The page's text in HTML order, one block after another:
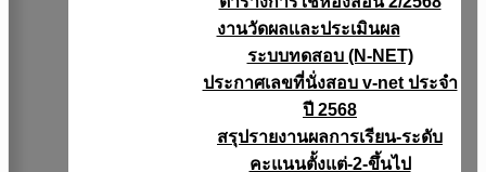
งานวัดผลเเละประเมินผล
ระบบทดสอบ (N-NET)
ประกาศเลขที่นั่งสอบ v-net ประจำ
ปี 2568
สรุปรายงานผลการเรียน-ระดับ
คะแนนตั้งแต่-2-ขึ้นไป